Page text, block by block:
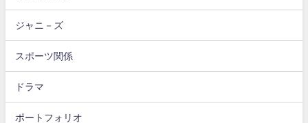
ジャニ－ズ
スポーツ関係
ドラマ
ポートフォリオ